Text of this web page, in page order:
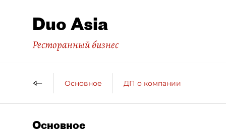
Duo Asia
Ресторанный бизнес
Основное ДП о компании
Основное